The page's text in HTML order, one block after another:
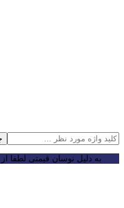
به دلیل نوسان قیمتی لطفا